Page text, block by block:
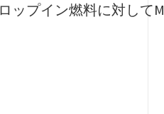
プイン燃料に対して